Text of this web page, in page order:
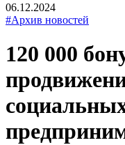
06.12.2024
#Архив новостей
120 000